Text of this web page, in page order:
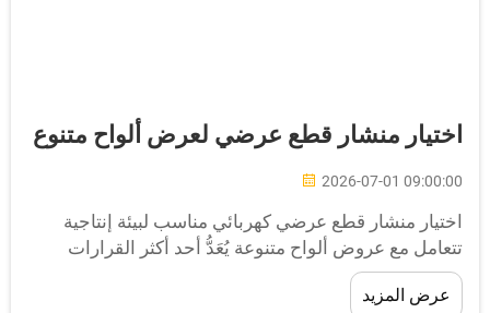
منشار قطع عرضي لعرض ألواح متنوع
2026-07-01
منشار قطع عرضي كهربائي مناسب لبيئة إنتاجية
مع عروض ألواح متنوعة يُعَدُّ أحد أكثر القرارات
المتعلقة بالمعدات التي يمكن أن تتخذها أي عملية
أو معالجة خشب. ومنشار القطع العرضي الكهربائي
عرض المزيد